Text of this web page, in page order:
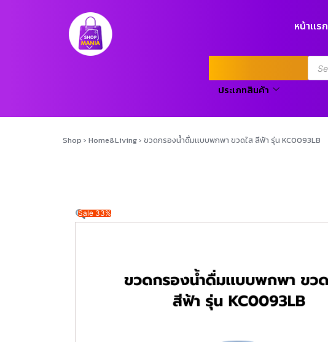
หน้าแรก
ประเภทสินค้า
Shop › Home&Living› ขวดกรองน้ำดื่มเเบบพกพา ขวดใส สีฟ้า รุ่น KC0093LB
Sale 33%